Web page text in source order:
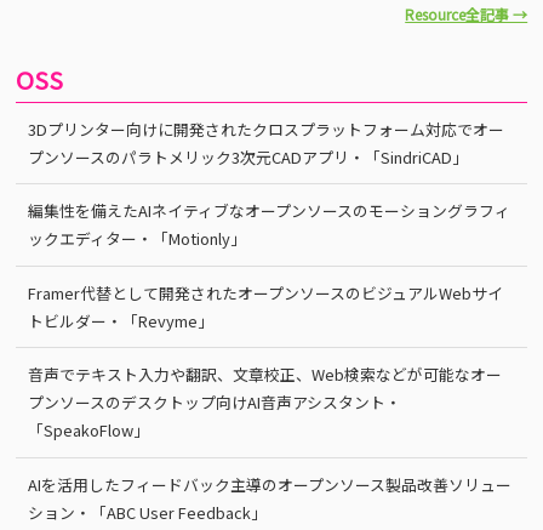
Resource全記事 →
OSS
3Dプリンター向けに開発されたクロスプラットフォーム対応でオー
プンソースのパラトメリック3次元CADアプリ・「SindriCAD」
編集性を備えたAIネイティブなオープンソースのモーショングラフィ
ックエディター・「Motionly」
Framer代替として開発されたオープンソースのビジュアルWebサイ
トビルダー・「Revyme」
音声でテキスト入力や翻訳、文章校正、Web検索などが可能なオー
プンソースのデスクトップ向けAI音声アシスタント・
「SpeakoFlow」
AIを活用したフィードバック主導のオープンソース製品改善ソリュー
ション・「ABC User Feedback」